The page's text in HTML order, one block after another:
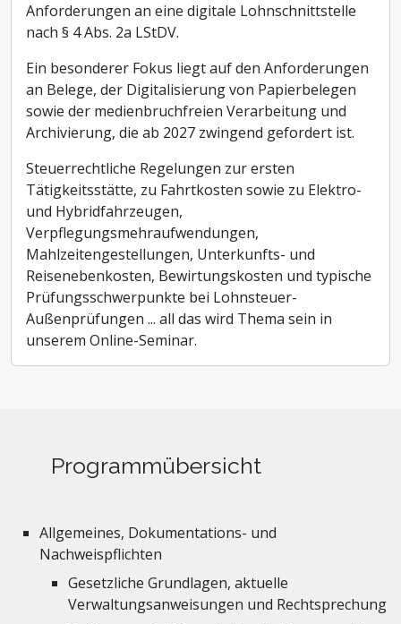
Anforderungen an eine digitale Lohnschnittstelle
nach § 4 Abs. 2a LStDV.
Ein besonderer Fokus liegt auf den Anforderungen
an Belege, der Digitalisierung von Papierbelegen
sowie der medienbruchfreien Verarbeitung und
Archivierung, die ab 2027 zwingend gefordert ist.
Steuerrechtliche Regelungen zur ersten
Tätigkeitsstätte, zu Fahrtkosten sowie zu Elektro-
und Hybridfahrzeugen,
Verpflegungsmehraufwendungen,
Mahlzeitengestellungen, Unterkunfts- und
Reisenebenkosten, Bewirtungskosten und typische
Prüfungsschwerpunkte bei Lohnsteuer-
Außenprüfungen ... all das wird Thema sein in
unserem Online-Seminar.
Programmübersicht
Allgemeines, Dokumentations- und
Nachweispflichten
Gesetzliche Grundlagen, aktuelle
Verwaltungsanweisungen und Rechtsprechung